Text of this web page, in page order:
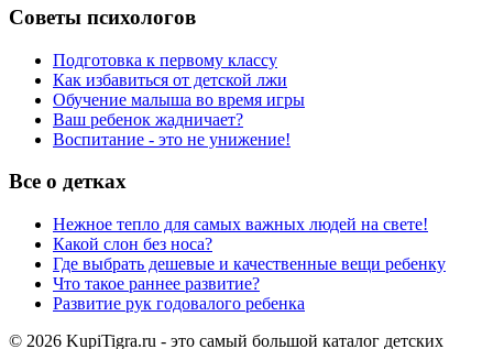
Советы психологов
Подготовка к первому классу
Как избавиться от детской лжи
Обучение малыша во время игры
Ваш ребенок жадничает?
Воспитание - это не унижение!
Все о детках
Нежное тепло для самых важных людей на свете!
Какой слон без носа?
Где выбрать дешевые и качественные вещи ребенку
Что такое раннее развитие?
Развитие рук годовалого ребенка
© 2026 KupiTigra.ru - это самый большой каталог детских